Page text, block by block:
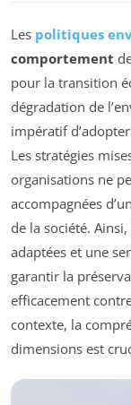
Les politiques
comportement
pour la transition
dégradation de
impératif
Les stratégies
organisations ne
accompagnées
de la société.
adaptées et une
garantir la
efficacement
contexte, la
dimensions est